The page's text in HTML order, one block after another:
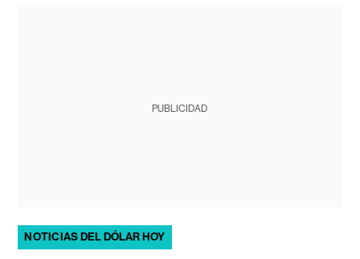
PUBLICIDAD
NOTICIAS DEL DÓLAR HOY